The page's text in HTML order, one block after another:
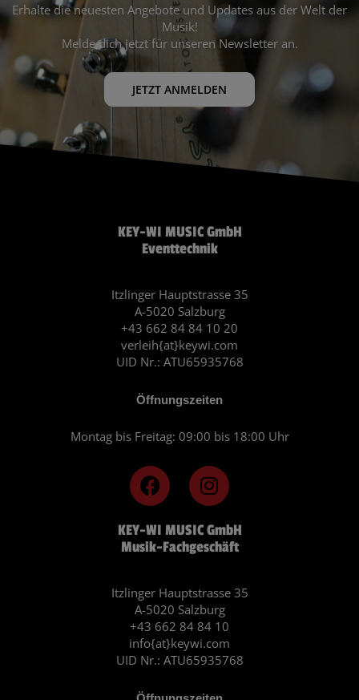
Erhalte die neuesten Angebote und Updates aus der Welt der
Musik!
Melde dich jetzt für unseren Newsletter an.
JETZT ANMELDEN
KEY-WI MUSIC GmbH
Musik-Fachgeschäft
Itzlinger Hauptstrasse 35
A-5020 Salzburg
+43 662 84 84 10
info{at}keywi.com
UID Nr.: ATU65935768
F
a
c
e
b
o
k
I
n
s
t
a
r
a
m
KEY-WI MUSIC GmbH
Eventtechnik
Itzlinger Hauptstrasse 35
A-5020 Salzburg
+43 662 84 84 10 20
verleih{at}keywi.com
UID Nr.: ATU65935768
Öffnungszeiten
Montag bis Freitag: 09:00 bis 18:00 Uhr